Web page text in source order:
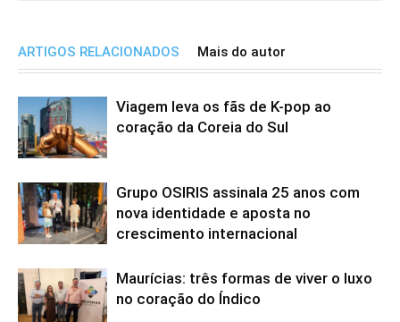
ARTIGOS RELACIONADOS Mais do autor
Viagem leva os fãs de K-pop ao
coração da Coreia do Sul
Grupo OSIRIS assinala 25 anos com
nova identidade e aposta no
crescimento internacional
Maurícias: três formas de viver o luxo
no coração do Índico